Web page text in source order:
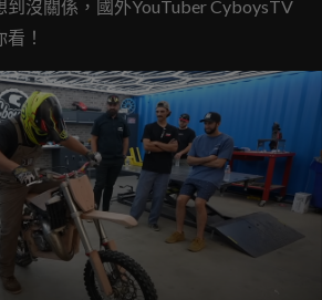
到沒關係，國外YouTuber CyboysTV
！